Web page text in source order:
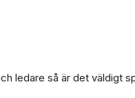
ledare så är det väldigt